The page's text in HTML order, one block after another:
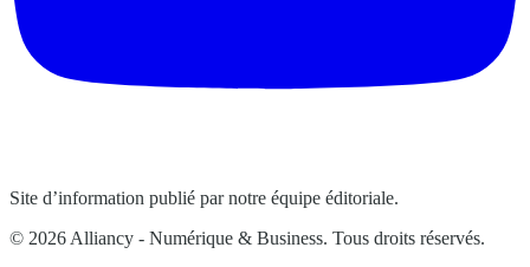
Site d’information publié par notre équipe éditoriale.
© 2026 Alliancy - Numérique & Business. Tous droits réservés.